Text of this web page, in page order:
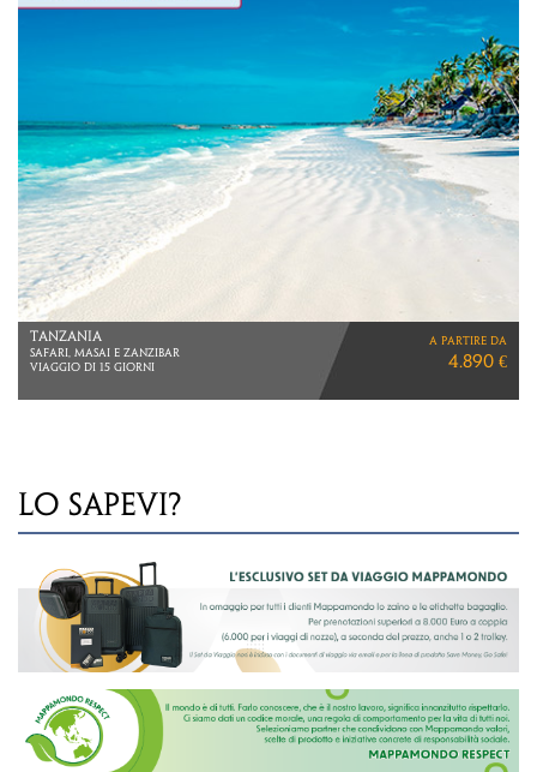
OMAN
LE VIE DEL SULTANO
VOLI TURKISH AIRLINES
a partire da
1.730 €
LO SAPEVI?